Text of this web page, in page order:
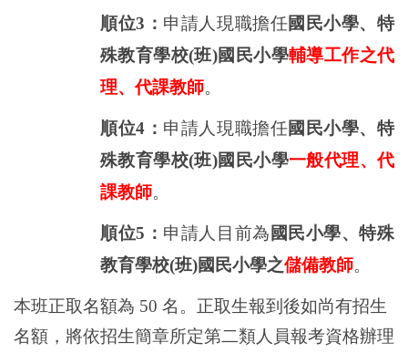
順位3 ： 申請人現職擔任國民小學、特
殊教育學校(班)國民小學輔導工作之代
理、代課教師。
順位4 ： 申請人現職擔任國民小學、特
殊教育學校(班)國民小學一般代理、代
課教師。
順位5 ： 申請人目前為 國民小學、特殊
教育學校(班)國民小學之儲備教師。
本班正取名額為 50 名。正取生報到後如尚有招生
名額，將依招生簡章所定第二類人員報考資格辦理